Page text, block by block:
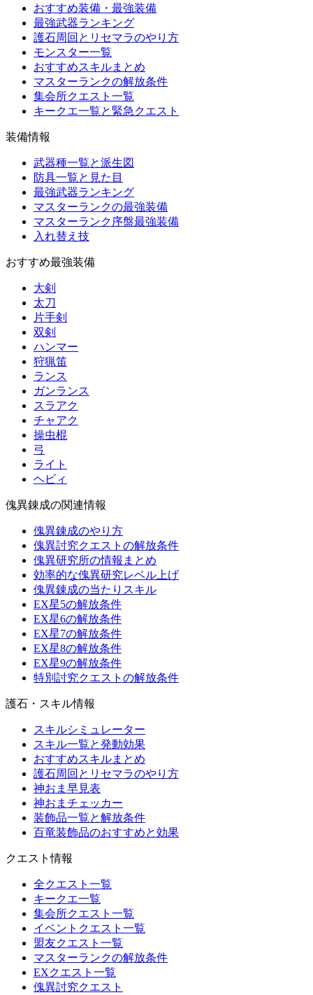
おすすめ装備・最強装備
最強武器ランキング
護石周回とリセマラのやり方
モンスター一覧
おすすめスキルまとめ
マスターランクの解放条件
集会所クエスト一覧
キークエ一覧と緊急クエスト
装備情報
武器種一覧と派生図
防具一覧と見た目
最強武器ランキング
マスターランクの最強装備
マスターランク序盤最強装備
入れ替え技
おすすめ最強装備
大剣
太刀
片手剣
双剣
ハンマー
狩猟笛
ランス
ガンランス
スラアク
チャアク
操虫棍
弓
ライト
ヘビィ
傀異錬成の関連情報
傀異錬成のやり方
傀異討究クエストの解放条件
傀異研究所の情報まとめ
効率的な傀異研究レベル上げ
傀異錬成の当たりスキル
EX星5の解放条件
EX星6の解放条件
EX星7の解放条件
EX星8の解放条件
EX星9の解放条件
特別討究クエストの解放条件
護石・スキル情報
スキルシミュレーター
スキル一覧と発動効果
おすすめスキルまとめ
護石周回とリセマラのやり方
神おま早見表
神おまチェッカー
装飾品一覧と解放条件
百竜装飾品のおすすめと効果
クエスト情報
全クエスト一覧
キークエ一覧
集会所クエスト一覧
イベントクエスト一覧
盟友クエスト一覧
マスターランクの解放条件
EXクエスト一覧
傀異討究クエスト